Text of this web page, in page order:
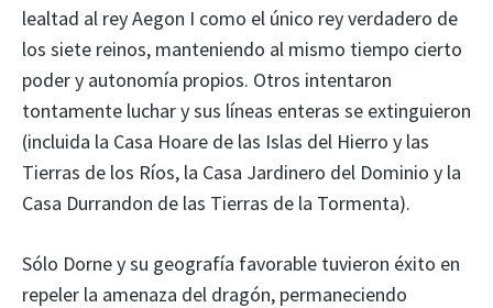
lealtad al rey Aegon I como el único rey verdadero de
los siete reinos, manteniendo al mismo tiempo cierto
poder y autonomía propios. Otros intentaron
tontamente luchar y sus líneas enteras se extinguieron
(incluida la Casa Hoare de las Islas del Hierro y las
Tierras de los Ríos, la Casa Jardinero del Dominio y la
Casa Durrandon de las Tierras de la Tormenta).
Sólo Dorne y su geografía favorable tuvieron éxito en
repeler la amenaza del dragón, permaneciendo